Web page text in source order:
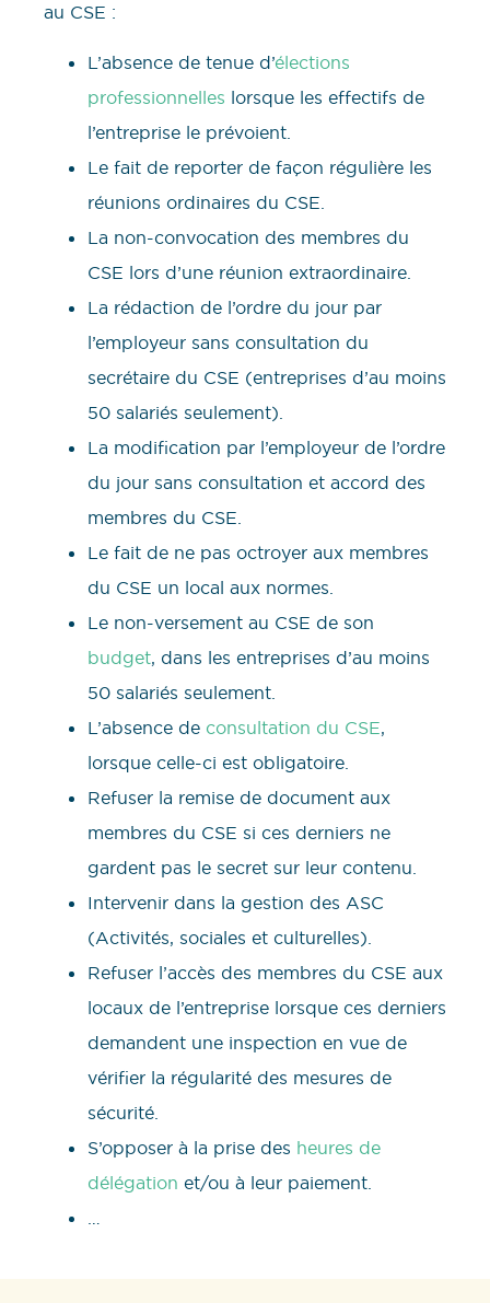
au CSE :
L’absence de tenue d’élections
professionnelles lorsque les effectifs de
l’entreprise le prévoient.
Le fait de reporter de façon régulière les
réunions ordinaires du CSE.
La non-convocation des membres du
CSE lors d’une réunion extraordinaire.
La rédaction de l’ordre du jour par
l’employeur sans consultation du
secrétaire du CSE (entreprises d’au moins
50 salariés seulement).
La modification par l’employeur de l’ordre
du jour sans consultation et accord des
membres du CSE.
Le fait de ne pas octroyer aux membres
du CSE un local aux normes.
Le non-versement au CSE de son
budget, dans les entreprises d’au moins
50 salariés seulement.
L’absence de consultation du CSE,
lorsque celle-ci est obligatoire.
Refuser la remise de document aux
membres du CSE si ces derniers ne
gardent pas le secret sur leur contenu.
Intervenir dans la gestion des ASC
(Activités, sociales et culturelles).
Refuser l’accès des membres du CSE aux
locaux de l’entreprise lorsque ces derniers
demandent une inspection en vue de
vérifier la régularité des mesures de
sécurité.
S’opposer à la prise des heures de
délégation et/ou à leur paiement.
…